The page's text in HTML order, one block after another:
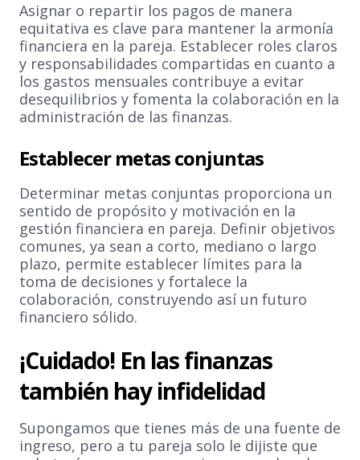
Asignar o repartir los pagos de manera
equitativa es clave para mantener la armonía
financiera en la pareja. Establecer roles claros
y responsabilidades compartidas en cuanto a
los gastos mensuales contribuye a evitar
desequilibrios y fomenta la colaboración en la
administración de las finanzas.
Establecer metas conjuntas
Determinar metas conjuntas proporciona un
sentido de propósito y motivación en la
gestión financiera en pareja. Definir objetivos
comunes, ya sean a corto, mediano o largo
plazo, permite establecer límites para la
toma de decisiones y fortalece la
colaboración, construyendo así un futuro
financiero sólido.
¡Cuidado! En las finanzas
también hay infidelidad
Supongamos que tienes más de una fuente de
ingreso, pero a tu pareja solo le dijiste que